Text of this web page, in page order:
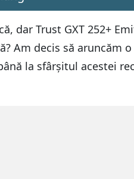
dar Trust GXT 252+
Am decis să aruncăm
la sfârșitul acestei